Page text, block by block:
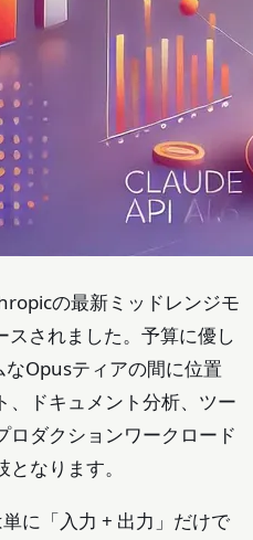
の最新ミッドレンジモ
されました。予算に優し
Opusティアの間に位置
、ドキュメント分析、ツー
ロダクションワークロード
なります。
に「入力 + 出力」だけで